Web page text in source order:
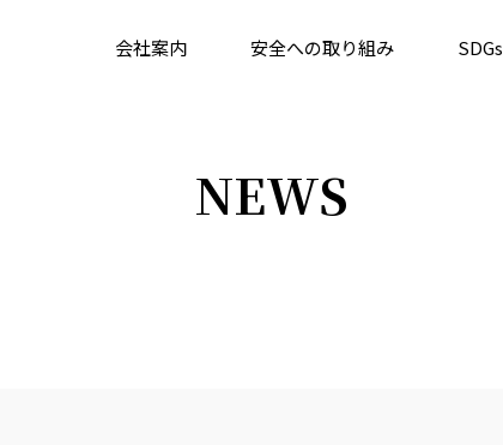
会社案内 安全への取り組み SDGs
NEWS